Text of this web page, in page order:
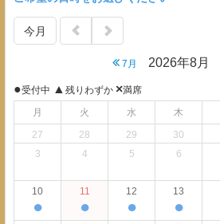
今月
7月 2026年8月
●受付中 ▲ 残りわずか ×満席
月
火 水 木
27
28 29 30
3
4 5 6
10
●
11
●
12
●
13
●